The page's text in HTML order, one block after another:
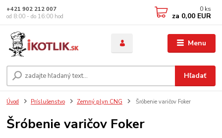
Menu
Hľadať
+421 902 212 007
od 8:00 - do 16:00 hod
0 ks
za 0,00 EUR
Úvod Príslušenstvo Zemný plyn CNG Šróbenie varičov Foker
Šróbenie varičov Foker